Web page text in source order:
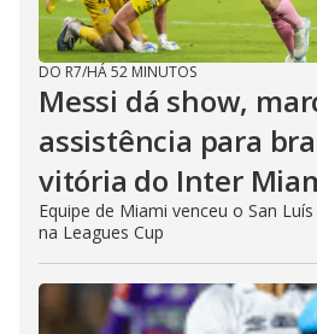
DO R7/HÁ 52 MINUTOS
Messi dá show,
assistência para
vitória do Inter
Equipe de Miami venceu o San
na Leagues Cup